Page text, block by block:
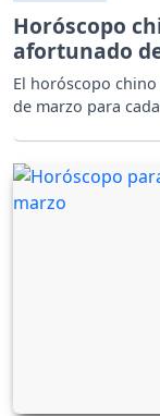
Horóscopo
afortunado
El horóscopo
de marzo para